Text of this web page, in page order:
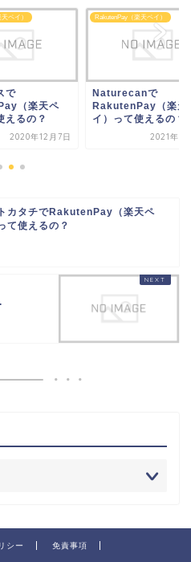
ペイ）
で
（楽天ペ
えるの？
2021年12月1日
RakutenPay（楽天ペイ）
プロノモバイルで
RakutenPay（楽天
イ）って使えるの？
2021年5
カタチでRakutenPay（楽天ペ
て使えるの？
シー 免責事項